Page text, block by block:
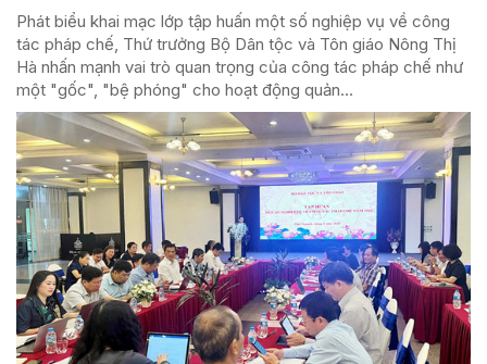
Phát biểu khai mạc lớp tập huấn một số nghiệp vụ về công
tác pháp chế, Thứ trưởng Bộ Dân tộc và Tôn giáo Nông Thị
Hà nhấn mạnh vai trò quan trọng của công tác pháp chế như
một "gốc", "bệ phóng" cho hoạt động quản...